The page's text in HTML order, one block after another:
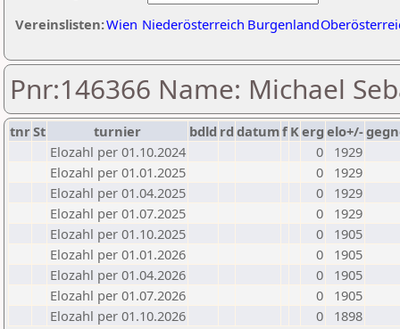
Vereinslisten:Wien Niederösterreich Burgenland
Pnr:146366 Name: Michael
tnrSt turnier bdld rd datumf Kerg elo+/-
Elozahl per 01.10.2024
0
1929
Elozahl per 01.01.2025
0
1929
Elozahl per 01.04.2025
0
1929
Elozahl per 01.07.2025
0
1929
Elozahl per 01.10.2025
0
1905
Elozahl per 01.01.2026
0
1905
Elozahl per 01.04.2026
0
1905
Elozahl per 01.07.2026
0
1905
Elozahl per 01.10.2026
0 1898